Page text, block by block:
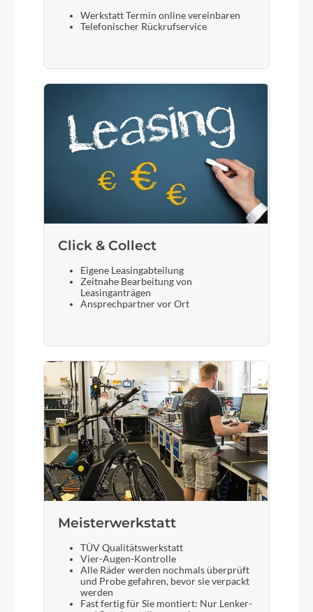
Werkstatt Termin online vereinbaren
Telefonischer Rückrufservice
Click & Collect
Eigene Leasingabteilung
Zeitnahe Bearbeitung von
Leasinganträgen
Ansprechpartner vor Ort
Meisterwerkstatt
TÜV Qualitätswerkstatt
Vier-Augen-Kontrolle
Alle Räder werden nochmals überprüft
und Probe gefahren, bevor sie verpackt
werden
Fast fertig für Sie montiert: Nur Lenker-